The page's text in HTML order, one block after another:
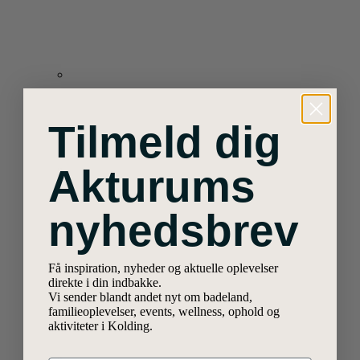
Tilmeld dig
Akturums
nyhedsbrev
Få inspiration, nyheder og aktuelle oplevelser
direkte i din indbakke.
Vi sender blandt andet nyt om badeland,
familieoplevelser, events, wellness, ophold og
aktiviteter i Kolding.